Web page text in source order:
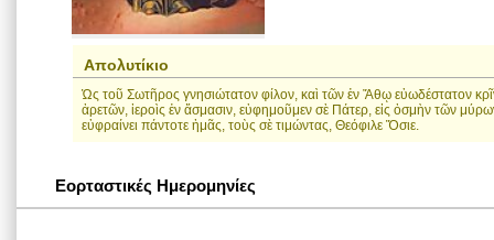
Απολυτίκιο
Ὡς τοῦ Σωτῆρος γνησιώτατον φίλον, καὶ τῶν ἐν Ἄθῳ εὐωδέστατον
ἀρετῶν, ἱεροὶς ἐν ἄσμασιν, εὐφημοῦμεν σὲ Πάτερ, εἰς ὀσμὴν τῶν
εὐφραίνει πάντοτε ἠμᾶς, τοὺς σὲ τιμώντας, Θεόφιλε Ὅσιε.
Εορταστικές Ημερομηνίες